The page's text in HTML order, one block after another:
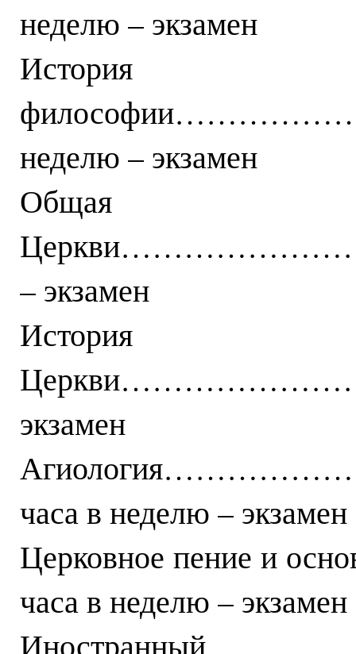
неделю – экзамен
История
неделю – экзамен
Общая
– экзамен
экзамен
часа в неделю – экзамен
Церковное пение и
часа в неделю – экзамен
Иностранный